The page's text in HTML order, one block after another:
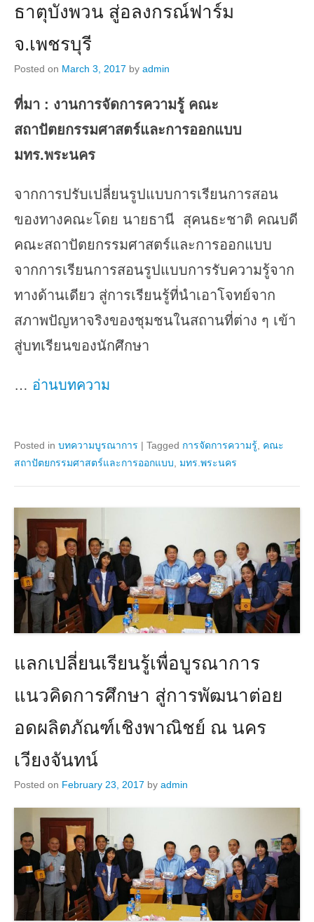
ธาตุบังพวน สู่อลงกรณ์ฟาร์ม
จ.เพชรบุรี
Posted on March 3, 2017 by admin
ที่มา : งานการจัดการความรู้ คณะ
สถาปัตยกรรมศาสตร์และการออกแบบ
มทร.พระนคร
จากการปรับเปลี่ยนรูปแบบการเรียนการสอน
ของทางคณะโดย นายธานี สุคนธะชาติ คณบดี
คณะสถาปัตยกรรมศาสตร์และการออกแบบ
จากการเรียนการสอนรูปแบบการรับความรู้จาก
ทางด้านเดียว สู่การเรียนรู้ที่นำเอาโจทย์จาก
สภาพปัญหาจริงของชุมชนในสถานที่ต่าง ๆ เข้า
สู่บทเรียนของนักศึกษา
… อ่านบทความ
Posted in บทความบูรณาการ | Tagged การจัดการความรู้
คณะ
สถาปัตยกรรมศาสตร์และการออกแบบ มทร.พระนคร
แลกเปลี่ยนเรียนรู้เพื่อบูรณาการ
แนวคิดการศึกษา สู่การพัฒนาต่อย
อดผลิตภัณฑ์เชิงพาณิชย์ ณ นคร
เวียงจันทน์
Posted on February 23, 2017 by admin